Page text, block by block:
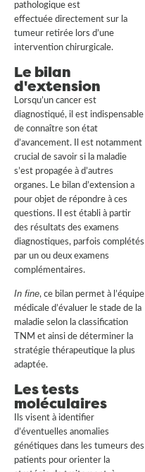
pathologique est
effectuée directement sur la
tumeur retirée lors d’une
intervention chirurgicale.
Le bilan
d'extension
Lorsqu’un cancer est
diagnostiqué, il est indispensable
de connaître son état
d’avancement. Il est notamment
crucial de savoir si la maladie
s’est propagée à d’autres
organes. Le bilan d’extension a
pour objet de répondre à ces
questions. Il est établi à partir
des résultats des examens
diagnostiques, parfois complétés
par un ou deux examens
complémentaires.
In fine, ce bilan permet à l’équipe
médicale d’évaluer le stade de la
maladie selon la classification
TNM et ainsi de déterminer la
stratégie thérapeutique la plus
adaptée.
Les tests
moléculaires
Ils visent à identifier
d’éventuelles anomalies
génétiques dans les tumeurs des
patients pour orienter la